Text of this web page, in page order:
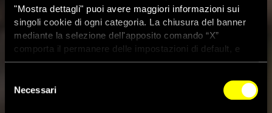
"Mostra dettagli" puoi avere maggiori informazioni sui
singoli cookie di ogni categoria. La chiusura del banner
mediante la selezione dell'apposito comando “X”
comporta il permanere delle impostazioni di default, e
dunque la continuazione della navigazione con i cookie
dei cookie attivi sul sito clicca
delNecessari